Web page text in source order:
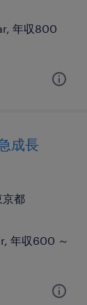
年収800
成長
京都
年収600 ～